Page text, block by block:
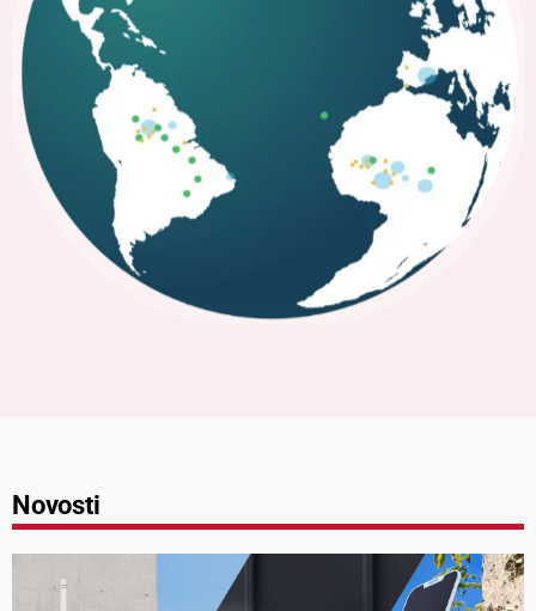
Novosti